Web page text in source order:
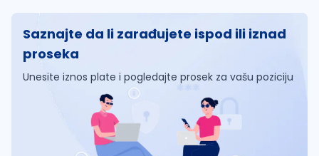
Saznajte da li zarađujete ispod ili iznad
proseka
Unesite iznos plate i pogledajte prosek za vašu poziciju